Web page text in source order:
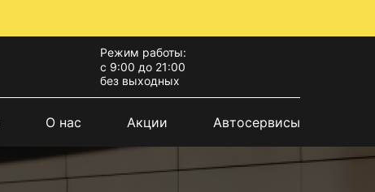
Режим работы:
с 9:00 до 21:00
без выходных
О нас Акции Автосервисы